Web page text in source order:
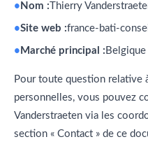
Nom : Thierry
Site web :france-bati-
Marché principal : Belgique
Pour toute question relative
personnelles, vous pouvez
Vanderstraeten via les
section « Contact » de ce